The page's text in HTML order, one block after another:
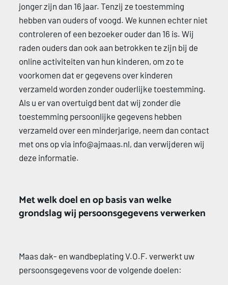
jonger zijn dan 16 jaar. Tenzij ze toestemming
hebben van ouders of voogd. We kunnen echter niet
controleren of een bezoeker ouder dan 16 is. Wij
raden ouders dan ook aan betrokken te zijn bij de
online activiteiten van hun kinderen, om zo te
voorkomen dat er gegevens over kinderen
verzameld worden zonder ouderlijke toestemming.
Als u er van overtuigd bent dat wij zonder die
toestemming persoonlijke gegevens hebben
verzameld over een minderjarige, neem dan contact
met ons op via info@ajmaas.nl, dan verwijderen wij
deze informatie.
Met welk doel en op basis van welke
grondslag wij persoonsgegevens verwerken
Maas dak- en wandbeplating V.O.F. verwerkt uw
persoonsgegevens voor de volgende doelen: